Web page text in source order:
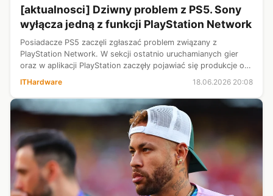
[aktualnosci] Dziwny problem z PS5. Sony
wyłącza jedną z funkcji PlayStation Network
Posiadacze PS5 zaczęli zgłaszać problem związany z
PlayStation Network. W sekcji ostatnio uruchamianych gier
oraz w aplikacji PlayStation zaczęły pojawiać się produkcje o
tematyce erotycznej, mimo iż użytkownicy nigdy ich nie
ITHardware 18.06.2026 20:08